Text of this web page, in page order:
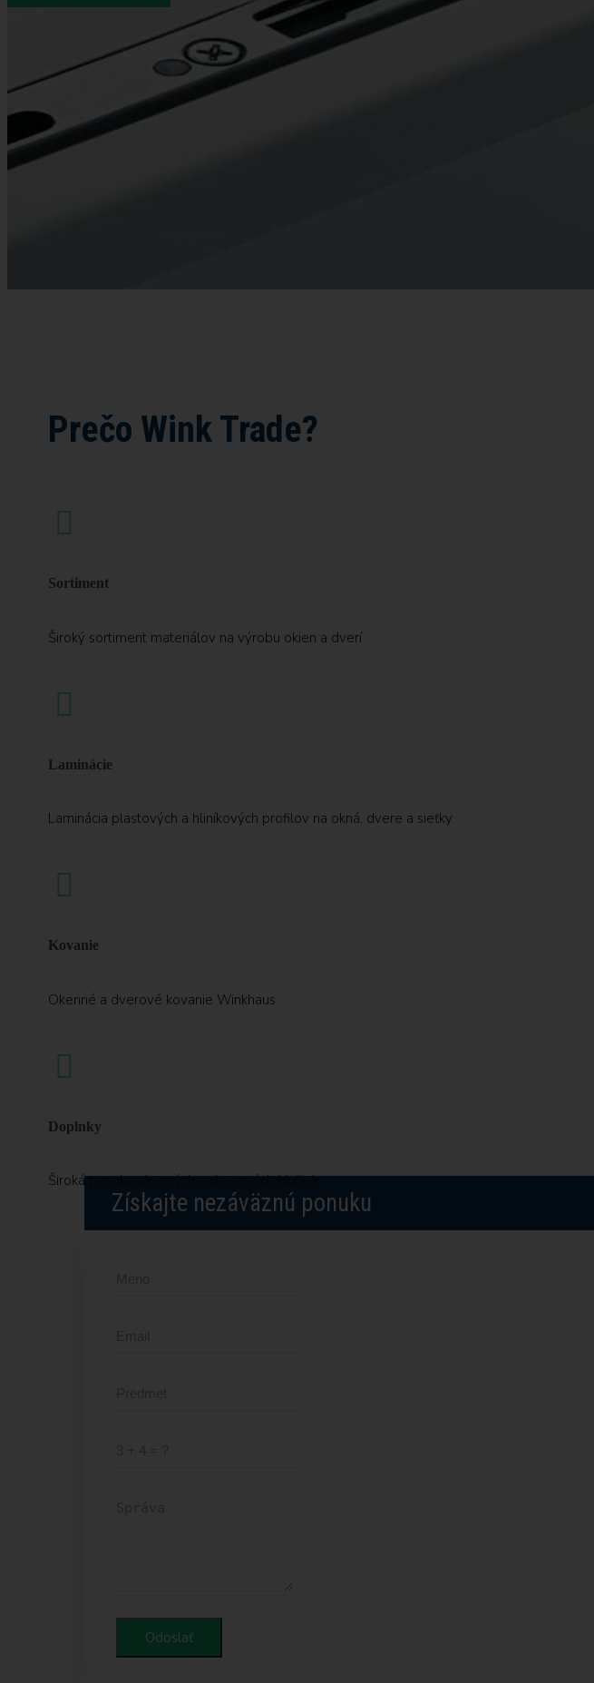
Prečo Wink Trade?
Sortiment
Široký sortiment materiálov na výrobu okien a dverí
Laminácie
Laminácia plastových a hliníkových profilov na okná, dvere a sieťky
Kovanie
Okenné a dverové kovanie Winkhaus
Doplnky
Široká ponuka okenných a dverových kľučiek
Získajte nezáväznú ponuku
Odoslať